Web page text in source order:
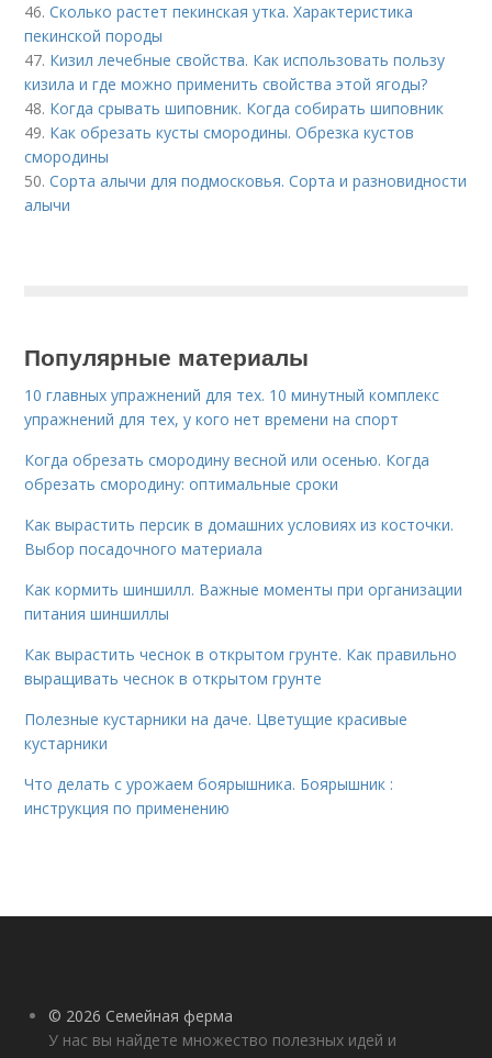
46.Сколько растет пекинская утка. Характеристика
пекинской породы
47. Кизил лечебные свойства. Как использовать пользу
кизила и где можно применить свойства этой ягоды?
48. Когда срывать шиповник. Когда собирать шиповник
49. Как обрезать кусты смородины. Обрезка кустов
смородины
50.Сорта алычи для подмосковья. Сорта и разновидности
алычи
Популярные материалы
10 главных упражнений для тех. 10 минутный комплекс
упражнений для тех, у кого нет времени на спорт
Когда обрезать смородину весной или осенью. Когда
обрезать смородину: оптимальные сроки
Как вырастить персик в домашних условиях из косточки.
Выбор посадочного материала
Как кормить шиншилл. Важные моменты при организации
питания шиншиллы
Как вырастить чеснок в открытом грунте. Как правильно
выращивать чеснок в открытом грунте
Полезные кустарники на даче. Цветущие красивые
кустарники
Что делать с урожаем боярышника. Боярышник :
инструкция по применению
© 2026 Семейная ферма
У нас вы найдете множество полезных идей и